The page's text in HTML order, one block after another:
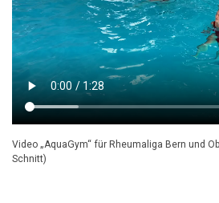
Video „AquaGym“ für Rheumaliga Bern und
Schnitt)